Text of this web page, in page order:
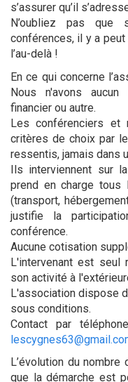
s’assurer qu’il
N’oubliez pas
conférences, il y a
l’au-delà !
En ce qui concerne
Nous n'avons
financier ou autre.
Les conférenciers
critères de choix par
ressentis, jamais dans
Ils interviennent sur
prend en charge tous
(transport,
justifie la
conférence.
Aucune cotisation
L'intervenant est
son activité à
L'association dispose
sous conditions.
Contact par
L’évolution du
que la démarche est